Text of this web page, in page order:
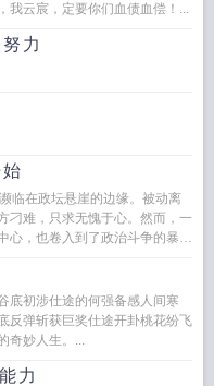
我云宸，定要你们血债血偿！...
力
临在政坛悬崖的边缘。被动离
刁难，只求无愧于心。然而，一
心，也卷入到了政治斗争的暴风
底初涉仕途的何强备感人间寒
反弹斩获巨奖仕途开卦桃花纷飞
奇妙人生。...
力